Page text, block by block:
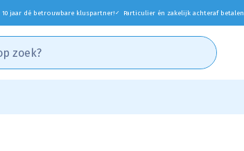
10 jaar dé betrouwbare kluspartner! ✓ Particulier én zakelijk achteraf betalen